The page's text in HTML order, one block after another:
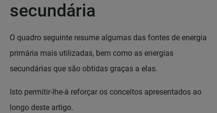
secundária
O quadro seguinte resume algumas das fontes de energia
primária mais utilizadas, bem como as energias
secundárias que são obtidas graças a elas.
Isto permitir-lhe-á reforçar os conceitos apresentados ao
longo deste artigo.